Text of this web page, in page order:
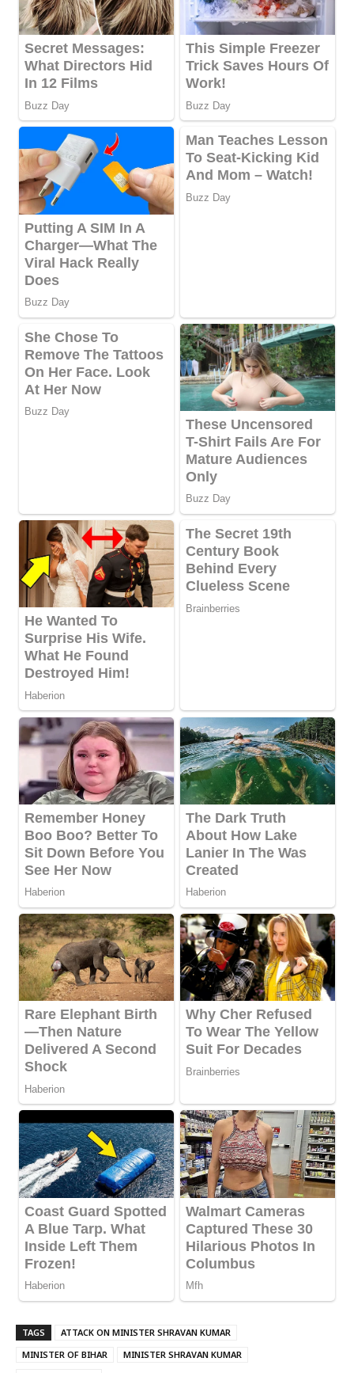
TAGS
ATTACK ON MINISTER SHRAVAN KUMAR
MINISTER OF BIHAR
MINISTER SHRAVAN KUMAR